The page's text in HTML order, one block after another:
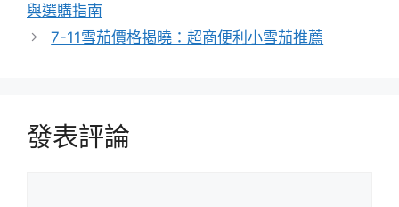
與選購指南
7-11雪茄價格揭曉：超商便利小雪茄推薦
發表評論